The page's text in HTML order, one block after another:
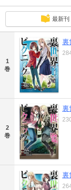
最新刊
1
巻
裏
2
巻
裏
裏